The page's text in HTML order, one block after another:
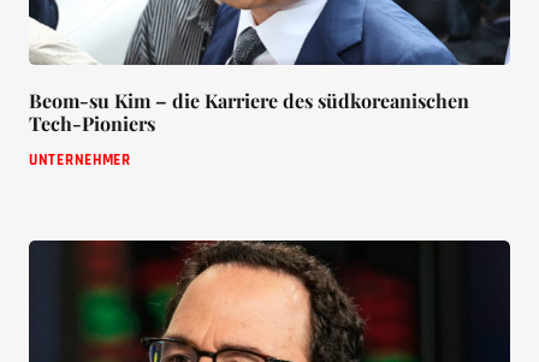
Beom-su Kim – die Karriere des südkoreanischen
Tech-Pioniers
UNTERNEHMER